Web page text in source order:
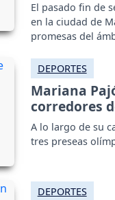
El pasado fin de
en la ciudad de
promesas del
DEPORTES
Mariana
corredores
A lo largo de su
tres preseas
DEPORTES